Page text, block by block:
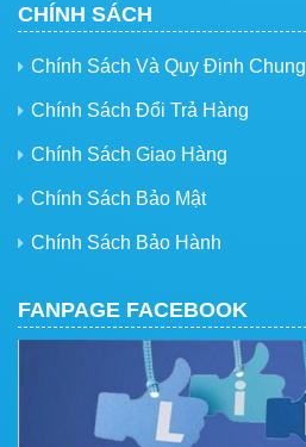
CHÍNH SÁCH
Chính Sách Và Quy Định Chung
Chính Sách Đổi Trả Hàng
Chính Sách Giao Hàng
Chính Sách Bảo Mật
Chính Sách Bảo Hành
FANPAGE FACEBOOK